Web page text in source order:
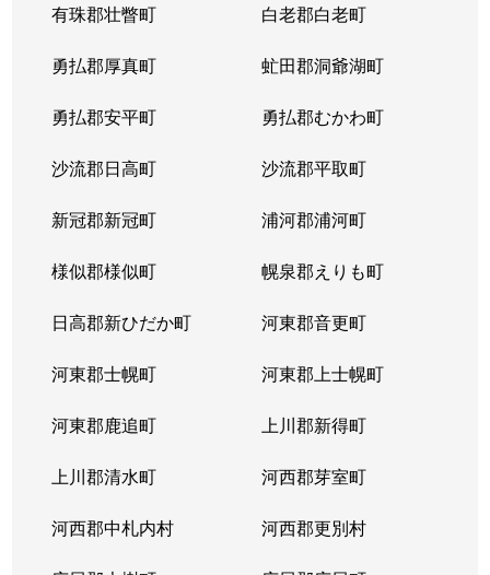
有珠郡壮瞥町 白老郡白老町
勇払郡厚真町 虻田郡洞爺湖町
勇払郡安平町 勇払郡むかわ町
沙流郡日高町 沙流郡平取町
新冠郡新冠町 浦河郡浦河町
様似郡様似町 幌泉郡えりも町
日高郡新ひだか町 河東郡音更町
河東郡士幌町 河東郡上士幌町
河東郡鹿追町 上川郡新得町
上川郡清水町 河西郡芽室町
河西郡中札内村 河西郡更別村